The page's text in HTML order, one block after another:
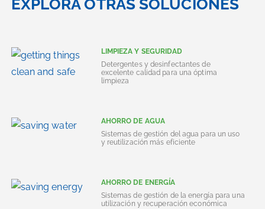
EXPLORA OTRAS SOLUCIONES
LIMPIEZA Y SEGURIDAD
Detergentes y desinfectantes de
excelente calidad para una óptima
limpieza
AHORRO DE AGUA
Sistemas de gestión del agua para un uso
y reutilización más eficiente
AHORRO DE ENERGÍA
Sistemas de gestión de la energía para una
utilización y recuperación económica